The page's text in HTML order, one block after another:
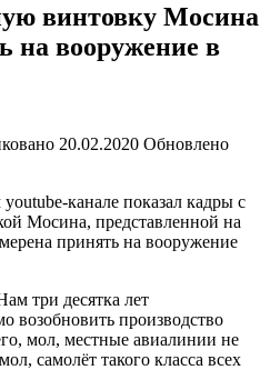
винтовку Мосина
на вооружение в
20.02.2020 Обновлено
канале показал кадры с
Мосина, представленной на
принять на вооружение
три десятка лет
возобновить производство
мол, местные авиалинии не
самолёт такого класса всех